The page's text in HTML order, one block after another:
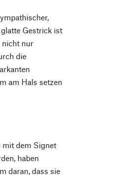
Gestrick ist
nicht nur
die
am Hals setzen
mit dem Signet
haben
daran, dass sie